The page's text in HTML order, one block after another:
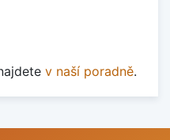
v naší poradně.